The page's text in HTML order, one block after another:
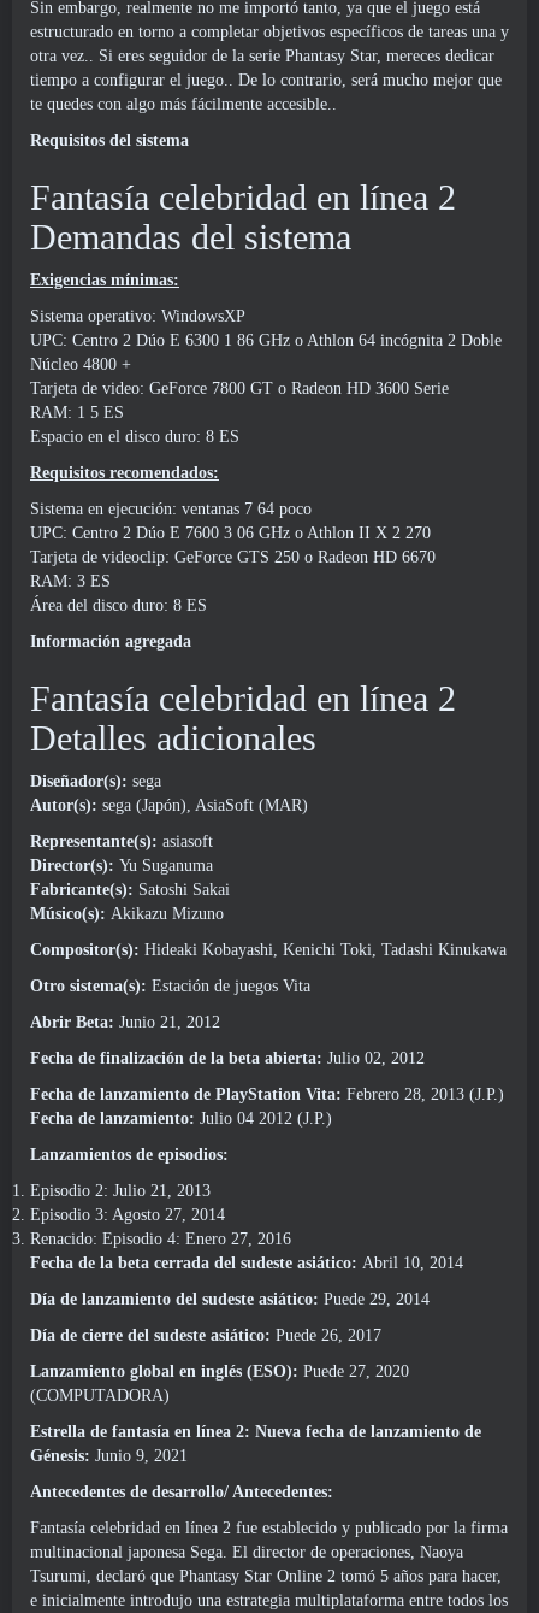
Sin embargo, realmente no me importó tanto, ya que el juego está
estructurado en torno a completar objetivos específicos de tareas una y
otra vez.. Si eres seguidor de la serie Phantasy Star, mereces dedicar
tiempo a configurar el juego.. De lo contrario, será mucho mejor que
te quedes con algo más fácilmente accesible..
Requisitos del sistema
Fantasía celebridad en línea 2
Demandas del sistema
Exigencias mínimas:
Sistema operativo: WindowsXP
UPC: Centro 2 Dúo E 6300 1 86 GHz o Athlon 64 incógnita 2 Doble
Núcleo 4800 +
Tarjeta de video: GeForce 7800 GT o Radeon HD 3600 Serie
RAM: 1 5 ES
Espacio en el disco duro: 8 ES
Requisitos recomendados:
Sistema en ejecución: ventanas 7 64 poco
UPC: Centro 2 Dúo E 7600 3 06 GHz o Athlon II X 2 270
Tarjeta de videoclip: GeForce GTS 250 o Radeon HD 6670
RAM: 3 ES
Área del disco duro: 8 ES
Información agregada
Fantasía celebridad en línea 2
Detalles adicionales
Diseñador(s): sega
Autor(s): sega (Japón), AsiaSoft (MAR)
Representante(s): asiasoft
Director(s): Yu Suganuma
Fabricante(s): Satoshi Sakai
Músico(s): Akikazu Mizuno
Compositor(s): Hideaki Kobayashi, Kenichi Toki, Tadashi Kinukawa
Otro sistema(s): Estación de juegos Vita
Abrir Beta: Junio 21, 2012
Fecha de finalización de la beta abierta: Julio 02, 2012
Fecha de lanzamiento de PlayStation Vita: Febrero 28, 2013 (J.P.)
Fecha de lanzamiento: Julio 04 2012 (J.P.)
Lanzamientos de episodios:
Episodio 2: Julio 21, 2013
Episodio 3: Agosto 27, 2014
Renacido: Episodio 4: Enero 27, 2016
Fecha de la beta cerrada del sudeste asiático: Abril 10, 2014
Día de lanzamiento del sudeste asiático: Puede 29, 2014
Día de cierre del sudeste asiático: Puede 26, 2017
Lanzamiento global en inglés (ESO): Puede 27, 2020
(COMPUTADORA)
Estrella de fantasía en línea 2: Nueva fecha de lanzamiento de
Génesis: Junio 9, 2021
Antecedentes de desarrollo/ Antecedentes:
Fantasía celebridad en línea 2 fue establecido y publicado por la firma
multinacional japonesa Sega. El director de operaciones, Naoya
Tsurumi, declaró que Phantasy Star Online 2 tomó 5 años para hacer,
e inicialmente introdujo una estrategia multiplataforma entre todos los